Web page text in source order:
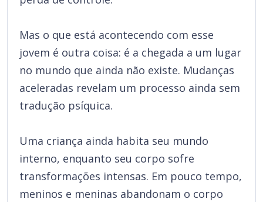
Mas o que está acontecendo com esse
jovem é outra coisa: é a chegada a um lugar
no mundo que ainda não existe. Mudanças
aceleradas revelam um processo ainda sem
tradução psíquica.
Uma criança ainda habita seu mundo
interno, enquanto seu corpo sofre
transformações intensas. Em pouco tempo,
meninos e meninas abandonam o corpo